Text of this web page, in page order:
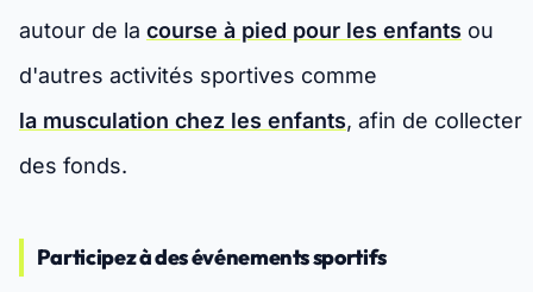
autour de la course à pied pour les enfants ou
d'autres activités sportives comme
la musculation chez les enfants, afin de collecter
des fonds.
Participez à des événements sportifs